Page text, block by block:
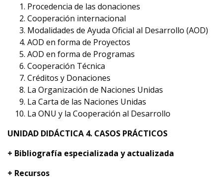
Procedencia de las donaciones
Cooperación internacional
Modalidades de Ayuda Oficial al Desarrollo (AOD)
AOD en forma de Proyectos
AOD en forma de Programas
Cooperación Técnica
Créditos y Donaciones
La Organización de Naciones Unidas
La Carta de las Naciones Unidas
La ONU y la Cooperación al Desarrollo
UNIDAD DIDÁCTICA 4. CASOS PRÁCTICOS
+ Bibliografía especializada y actualizada
+ Recursos